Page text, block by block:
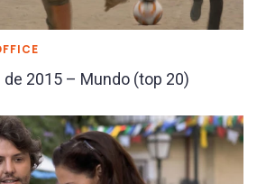
2015 – Mundo (top 20)